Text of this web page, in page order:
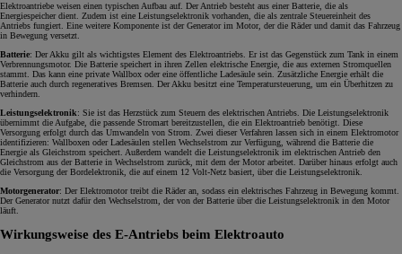
Elektroantriebe weisen einen typischen Aufbau auf. Der Antrieb besteht aus einer Batterie, die als
Energiespeicher dient. Zudem ist eine Leistungselektronik vorhanden, die als zentrale Steuereinheit des
Antriebs fungiert. Eine weitere Komponente ist der Generator im Motor, der die Räder und damit das Fahrzeug
in Bewegung versetzt.
Batterie: Der Akku gilt als wichtigstes Element des Elektroantriebs. Er ist das Gegenstück zum Tank in einem
Verbrennungsmotor. Die Batterie speichert in ihren Zellen elektrische Energie, die aus externen Stromquellen
stammt. Das kann eine private Wallbox oder eine öffentliche Ladesäule sein. Zusätzliche Energie erhält die
Batterie auch durch regeneratives Bremsen. Der Akku besitzt eine Temperatursteuerung, um ein Überhitzen zu
verhindern.
Leistungselektronik: Sie ist das Herzstück zum Steuern des elektrischen Antriebs. Die Leistungselektronik
übernimmt die Aufgabe, die passende Stromart bereitzustellen, die ein Elektroantrieb benötigt. Diese
Versorgung erfolgt durch das Umwandeln von Strom. Zwei dieser Verfahren lassen sich in einem Elektromotor
identifizieren: Wallboxen oder Ladesäulen stellen Wechselstrom zur Verfügung, während die Batterie die
Energie als Gleichstrom speichert. Außerdem wandelt die Leistungselektronik im elektrischen Antrieb den
Gleichstrom aus der Batterie in Wechselstrom zurück, mit dem der Motor arbeitet. Darüber hinaus erfolgt auch
die Versorgung der Bordelektronik, die auf einem 12 Volt-Netz basiert, über die Leistungselektronik.
Motorgenerator: Der Elektromotor treibt die Räder an, sodass ein elektrisches Fahrzeug in Bewegung kommt.
Der Generator nutzt dafür den Wechselstrom, der von der Batterie über die Leistungselektronik in den Motor
läuft.
Wirkungsweise des E-Antriebs beim Elektroauto